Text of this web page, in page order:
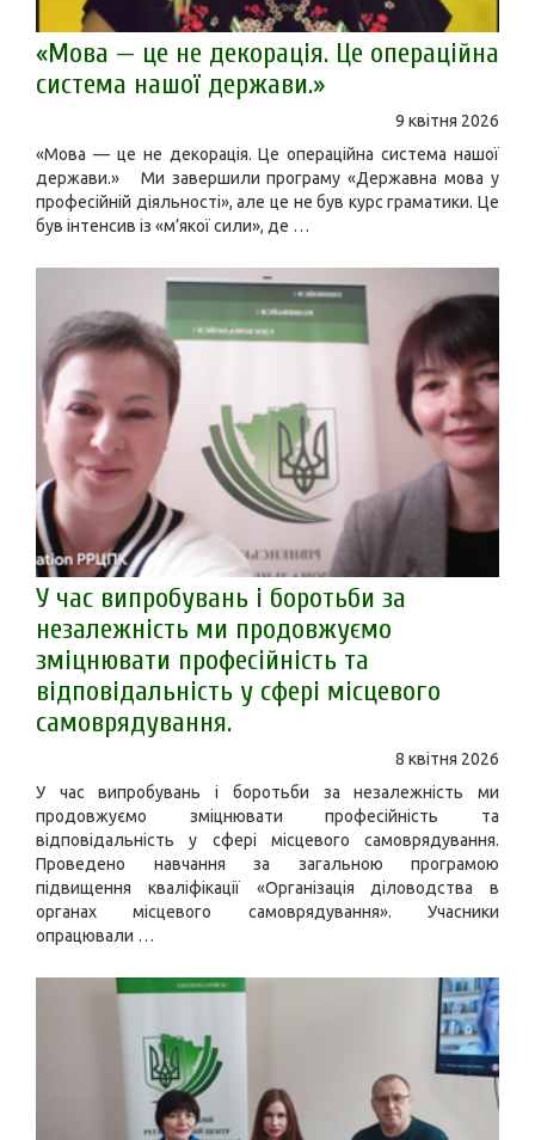
«Мова — це не декорація. Це операційна
система нашої держави.»
9 квітня 2026
«Мова — це не декорація. Це операційна система нашої
держави.» Ми завершили програму «Державна мова у
професійній діяльності», але це не був курс граматики. Це
був інтенсив із «м’якої сили», де …
У час випробувань і боротьби за
незалежність ми продовжуємо
зміцнювати професійність та
відповідальність у сфері місцевого
самоврядування.
8 квітня 2026
У час випробувань і боротьби за незалежність ми
продовжуємо зміцнювати професійність та
відповідальність у сфері місцевого самоврядування.
Проведено навчання за загальною програмою
підвищення кваліфікації «Організація діловодства в
органах місцевого самоврядування». Учасники
опрацювали …